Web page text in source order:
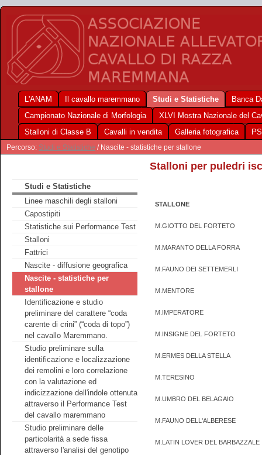
L'ANAM Il cavallo maremmano Studi e Statistiche
Banca
Campionato Nazionale di Morfologia
XLVI Mostra Nazionale del
Stalloni di Classe B
Cavalli in vendita Galleria fotografica
Percorso: Studi e Statistiche / Nascite - statistiche per stallone
Studi e Statistiche
Linee maschili degli stalloni
Capostipiti
Statistiche sui Performance Test
Stalloni
Fattrici
Nascite - diffusione geografica
Nascite - statistiche per
stallone
Identificazione e studio
preliminare del carattere “coda
carente di crini” (“coda di topo”)
nel cavallo Maremmano.
Studio preliminare sulla
identificazione e localizzazione
dei remolini e loro correlazione
con la valutazione ed
indicizzazione dell'indole ottenuta
attraverso il Performance Test
del cavallo maremmano
Studio preliminare delle
particolarità a sede fissa
attraverso l'analisi del genotipo
Stalloni per puledri
STALLONE
M.GIOTTO DEL FORTETO
M.MARANTO DELLA FORRA
M.FAUNO DEI SETTEMERLI
M.MENTORE
M.IMPERATORE
M.INSIGNE DEL FORTETO
M.ERMES DELLA STELLA
M.TERESINO
M.UMBRO DEL BELAGAIO
M.FAUNO DELL'ALBERESE
M.LATIN LOVER DEL BARBAZZALE